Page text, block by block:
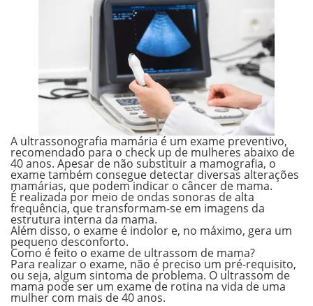
A ultrassonografia mamária é um exame preventivo,
recomendado para o check up de mulheres abaixo de
40 anos. Apesar de não substituir a mamografia, o
exame também consegue detectar diversas alterações
mamárias, que podem indicar o câncer de mama.
É realizada por meio de ondas sonoras de alta
frequência, que transformam-se em imagens da
estrutura interna da mama.
Além disso, o exame é indolor e, no máximo, gera um
pequeno desconforto.
Como é feito o exame de ultrassom de mama?
Para realizar o exame, não é preciso um pré-requisito,
ou seja, algum sintoma de problema. O ultrassom de
mama pode ser um exame de rotina na vida de uma
mulher com mais de 40 anos.